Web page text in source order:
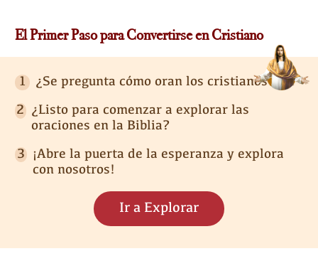
El Primer Paso para Convertirse en Cristiano
1 ¿Se pregunta cómo oran los cristianos?
2
¿Listo para comenzar a explorar las
oraciones en la Biblia?
3
¡Abre la puerta de la esperanza y explora
con nosotros!
Ir a Explorar